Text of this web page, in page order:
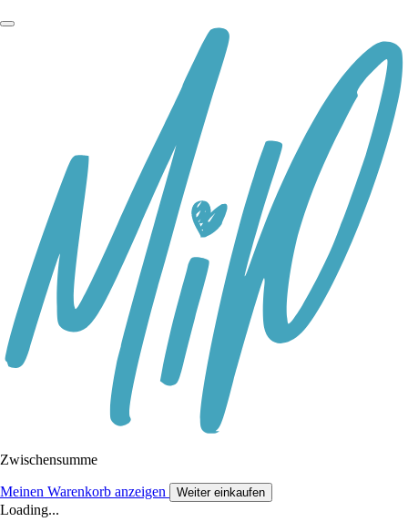
Zwischensumme
Meinen Warenkorb anzeigen Weiter einkaufen
Loading...